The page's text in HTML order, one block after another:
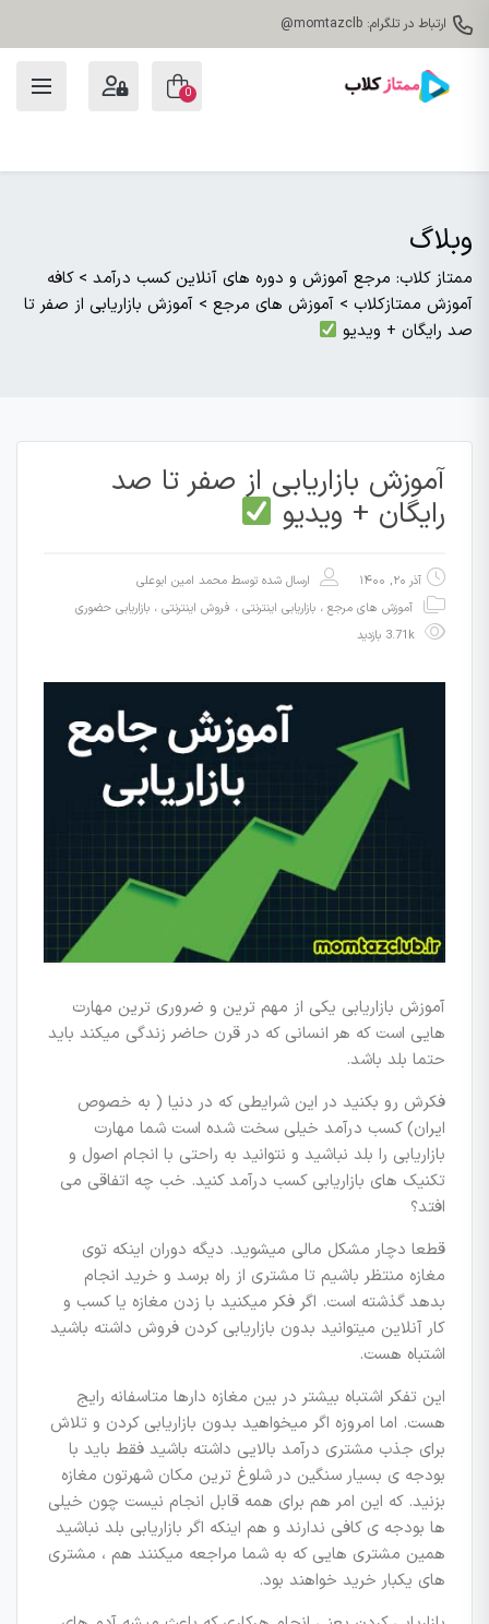
ارتباط در تلگرام: momtazclb@
0
وبلاگ
ممتاز کلاب: مرجع آموزش و دوره های آنلاین کسب درآمد > کافه
آموزش ممتازکلاب > آموزش های مرجع > آموزش بازاریابی از صفر تا
صد رایگان + ویدیو
آموزش بازاریابی از صفر تا صد
رایگان + ویدیو
آذر ۲۰, ۱۴۰۰ ارسال شده توسط محمد امین ابوعلی
آموزش های مرجع ، بازاریابی اینترنتی ، فروش اینترنتی ، بازاریابی حضوری
آموزش بازاریابی یکی از مهم ترین و ضروری ترین مهارت
هایی است که هر انسانی که در قرن حاضر زندگی میکند باید
حتما بلد باشد.
فکرش رو بکنید در این شرایطی که در دنیا ( به خصوص
ایران) کسب درآمد خیلی سخت شده است شما مهارت
بازاریابی را بلد نباشید و نتوانید به راحتی با انجام اصول و
تکنیک های بازاریابی کسب درآمد کنید. خب چه اتفاقی می
افتد؟
قطعا دچار مشکل مالی میشوید. دیگه دوران اینکه توی
مغازه منتظر باشیم تا مشتری از راه برسد و خرید انجام
بدهد گذشته است. اگر فکر میکنید با زدن مغازه یا کسب و
کار آنلاین میتوانید بدون بازاریابی کردن فروش داشته باشید
اشتباه هست.
این تفکر اشتباه بیشتر در بین مغازه دارها متاسفانه رایج
هست. اما امروزه اگر میخواهید بدون بازاریابی کردن و تلاش
برای جذب مشتری درآمد بالایی داشته باشید فقط باید با
بودجه ی بسیار سنگین در شلوغ ترین مکان شهرتون مغازه
بزنید. که این امر هم برای همه قابل انجام نیست چون خیلی
ها بودجه ی کافی ندارند و هم اینکه اگر بازاریابی بلد نباشید
همین مشتری هایی که به شما مراجعه میکنند هم ، مشتری
های یکبار خرید خواهند بود.